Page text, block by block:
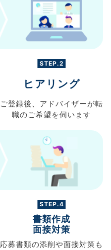
STEP.2
ヒアリング
ご登録後、 アドバイザーが転
職のご希望を伺います
STEP.4
書類作成
面接対策
応募書類の添削や面接対策も